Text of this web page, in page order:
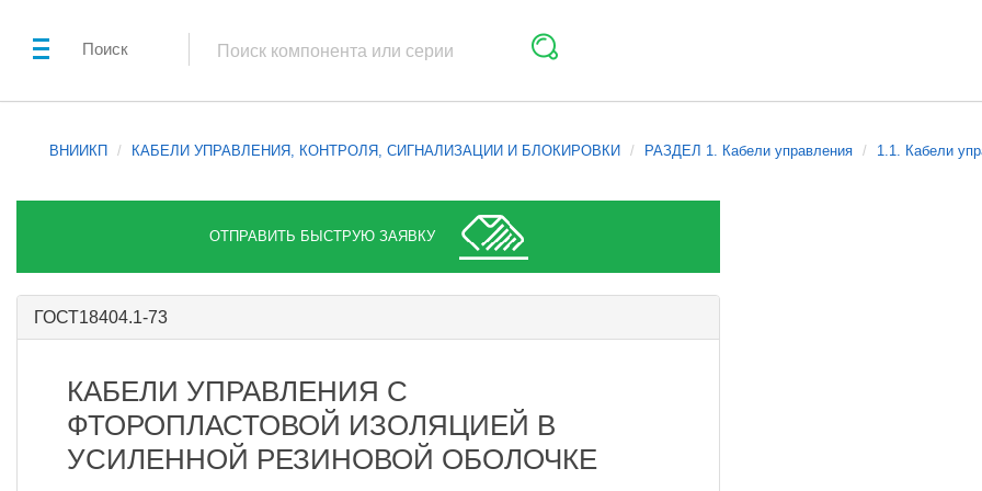
Поиск
ВНИИКП КАБЕЛИ УПРАВЛЕНИЯ, КОНТРОЛЯ, СИГНАЛИЗАЦИИ И БЛОКИРОВКИ РАЗДЕЛ 1. Кабели управления 1.1. Кабели
ОТПРАВИТЬ БЫСТРУЮ ЗАЯВКУ
ГОСТ18404.1-73
КАБЕЛИ УПРАВЛЕНИЯ С
ФТОРОПЛАСТОВОЙ ИЗОЛЯЦИЕЙ В
УСИЛЕННОЙ РЕЗИНОВОЙ ОБОЛОЧКЕ